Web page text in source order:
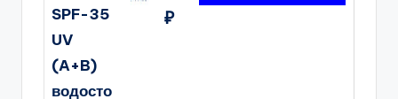
SPF-35
UV
(A+B)
водосто
₽